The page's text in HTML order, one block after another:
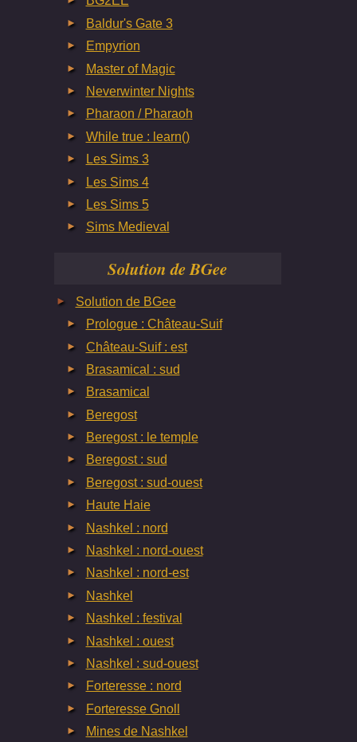
Baldur's Gate 3
Empyrion
Master of Magic
Neverwinter Nights
Pharaon / Pharaoh
While true : learn()
Les Sims 3
Les Sims 4
Les Sims 5
Sims Medieval
Solution de BGee
Solution de BGee
Prologue : Château-Suif
Château-Suif : est
Brasamical : sud
Brasamical
Beregost
Beregost : le temple
Beregost : sud
Beregost : sud-ouest
Haute Haie
Nashkel : nord
Nashkel : nord-ouest
Nashkel : nord-est
Nashkel
Nashkel : festival
Nashkel : ouest
Nashkel : sud-ouest
Forteresse : nord
Forteresse Gnoll
Mines de Nashkel